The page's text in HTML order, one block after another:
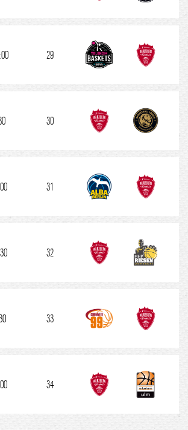
29
30
31
32
33
34